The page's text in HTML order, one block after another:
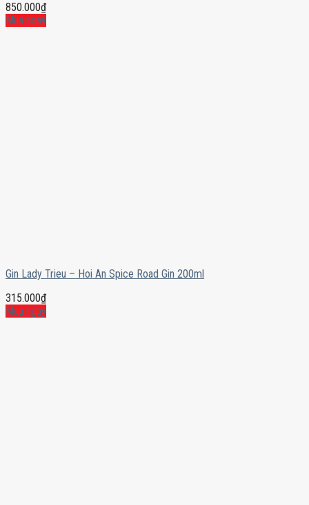
850.000₫
Mua ngay
Gin Lady Trieu – Hoi An Spice Road Gin 200ml
315.000₫
Mua ngay